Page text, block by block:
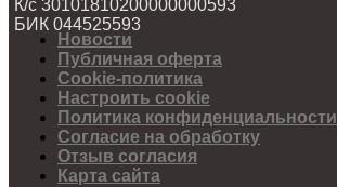
К/с 30101810200000000593
БИК 044525593
Новости
Публичная оферта
Cookie-политика
Настроить cookie
Политика конфиденциальности
Согласие на обработку
Отзыв согласия
Карта сайта